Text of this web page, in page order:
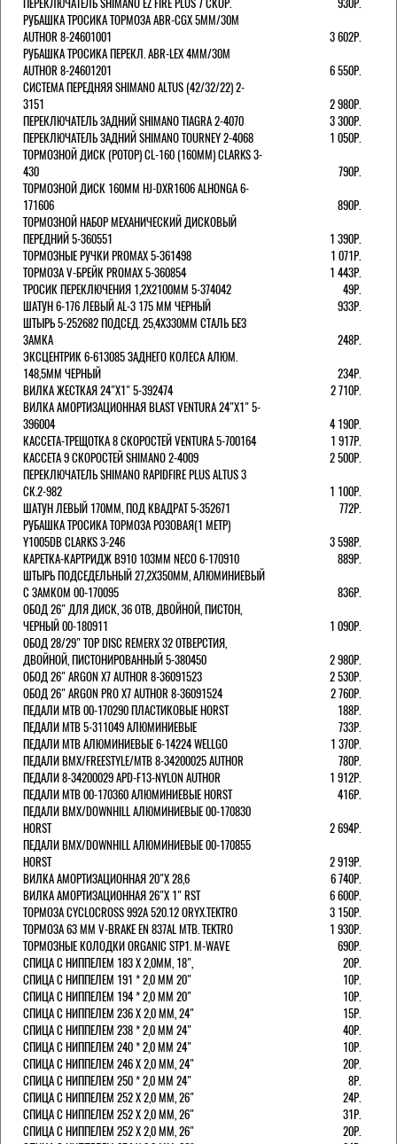
РУБАШКА ТРОСИКА ТОРМОЗА ABR-CGX 5MM/30M
AUTHOR 8-24601001
3 602Р.
РУБАШКА ТРОСИКА ПЕРЕКЛ. ABR-LEX 4MM/30M
AUTHOR 8-24601201
6 550Р.
СИСТЕМА ПЕРЕДНЯЯ SHIMANO ALTUS (42/32/22) 2-
3151
2 980Р.
ПЕРЕКЛЮЧАТЕЛЬ ЗАДНИЙ SHIMANO TIAGRA 2-4070
3 300Р.
ПЕРЕКЛЮЧАТЕЛЬ ЗАДНИЙ SHIMANO TOURNEY 2-4068
1 050Р.
ТОРМОЗНОЙ ДИСК (РОТОР) CL-160 (160ММ) CLARKS 3-
430
790Р.
ТОРМОЗНОЙ ДИСК 160ММ HJ-DXR1606 ALHONGA 6-
171606
890Р.
ТОРМОЗНОЙ НАБОР МЕХАНИЧЕСКИЙ ДИСКОВЫЙ
ПЕРЕДНИЙ 5-360551
1 390Р.
ТОРМОЗНЫЕ РУЧКИ PROMAX 5-361498
1 071Р.
ТОРМОЗА V-БРЕЙК PROMAX 5-360854
1 443Р.
ТРОСИК ПЕРЕКЛЮЧЕНИЯ 1,2Х2100ММ 5-374042
49Р.
ШАТУН 6-176 ЛЕВЫЙ AL-3 175 ММ ЧЕРНЫЙ
933Р.
ШТЫРЬ 5-252682 ПОДСЕД. 25,4Х330ММ СТАЛЬ БЕЗ
ЗАМКА
248Р.
ЭКСЦЕНТРИК 6-613085 ЗАДНЕГО КОЛЕСА АЛЮМ.
148,5ММ ЧЕРНЫЙ
234Р.
ВИЛКА ЖЕСТКАЯ 24"Х1" 5-392474
2 710Р.
ВИЛКА АМОРТИЗАЦИОННАЯ BLAST VENTURA 24"Х1" 5-
396004
4 190Р.
КАССЕТА-ТРЕЩОТКА 8 СКОРОСТЕЙ VENTURA 5-700164
1 917Р.
КАССЕТА 9 СКОРОСТЕЙ SHIMANO 2-4009
2 500Р.
ПЕРЕКЛЮЧАТЕЛЬ SHIMANO RAPIDFIRE PLUS ALTUS 3
СК.2-982
1 100Р.
ШАТУН ЛЕВЫЙ 170ММ, ПОД КВАДРАТ 5-352671
772Р.
РУБАШКА ТРОСИКА ТОРМОЗА РОЗОВАЯ(1 МЕТР)
Y1005DB CLARKS 3-246
3 598Р.
КАРЕТКА-КАРТРИДЖ B910 103ММ NECO 6-170910
889Р.
ШТЫРЬ ПОДСЕДЕЛЬНЫЙ 27,2Х350ММ, АЛЮМИНИЕВЫЙ
С ЗАМКОМ 00-170095
836Р.
ОБОД 26" ДЛЯ ДИСК, 36 ОТВ, ДВОЙНОЙ, ПИСТОН,
ЧЕРНЫЙ 00-180911
1 090Р.
ОБОД 28/29" TOP DISC REMERX 32 ОТВЕРСТИЯ,
ДВОЙНОЙ, ПИСТОНИРОВАННЫЙ 5-380450
2 980Р.
ОБОД 26" ARGON X7 AUTHOR 8-36091523
2 530Р.
ОБОД 26" ARGON PRO X7 AUTHOR 8-36091524
2 760Р.
ПЕДАЛИ МТВ 00-170290 ПЛАСТИКОВЫЕ HORST
188Р.
ПЕДАЛИ MTB 5-311049 АЛЮМИНИЕВЫЕ
733Р.
ПЕДАЛИ MTB АЛЮМИНИЕВЫЕ 6-14224 WELLGO
1 370Р.
ПЕДАЛИ BMX/FREESTYLE/MTB 8-34200025 AUTHOR
780Р.
ПЕДАЛИ 8-34200029 APD-F13-NYLON AUTHOR
1 912Р.
ПЕДАЛИ МТВ 00-170360 АЛЮМИНИЕВЫЕ HORST
416Р.
ПЕДАЛИ BMX/DOWNHILL АЛЮМИНИЕВЫЕ 00-170830
HORST
2 694Р.
ПЕДАЛИ BMX/DOWNHILL АЛЮМИНИЕВЫЕ 00-170855
HORST
2 919Р.
ВИЛКА АМОРТИЗАЦИОННАЯ 20"Х 28,6
6 740Р.
ВИЛКА АМОРТИЗАЦИОННАЯ 26"Х 1" RST
6 600Р.
ТОРМОЗА CYCLOCROSS 992А 520.12 ORYX.TEKTRO
3 150Р.
ТОРМОЗА 63 ММ V-BRAKE EN 837AL MTB. TEKTRO
1 930Р.
ТОРМОЗНЫЕ КОЛОДКИ ORGANIC STP1. M-WAVE
690Р.
СПИЦА С НИППЕЛЕМ 183 Х 2,0ММ, 18",
20Р.
СПИЦА С НИППЕЛЕМ 191 * 2,0 ММ 20"
10Р.
СПИЦА С НИППЕЛЕМ 194 * 2,0 ММ 20"
10Р.
СПИЦА С НИППЕЛЕМ 236 Х 2,0 ММ, 24"
15Р.
СПИЦА С НИППЕЛЕМ 238 * 2,0 ММ 24"
40Р.
СПИЦА С НИППЕЛЕМ 240 * 2,0 ММ 24"
10Р.
СПИЦА С НИППЕЛЕМ 246 Х 2,0 ММ, 24"
20Р.
СПИЦА С НИППЕЛЕМ 250 * 2,0 ММ 24"
8Р.
СПИЦА С НИППЕЛЕМ 252 Х 2,0 ММ, 26"
24Р.
СПИЦА С НИППЕЛЕМ 252 Х 2,0 ММ, 26"
31Р.
СПИЦА С НИППЕЛЕМ 252 Х 2,0 ММ, 26"
20Р.